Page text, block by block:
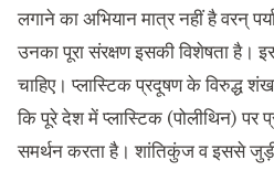
लगाने का अभियान मात्र नहीं है वरन्
उनका पूरा संरक्षण इसकी विशेषता है।
चाहिए। प्लास्टिक प्रदूषण के विरुद्ध
कि पूरे देश में प्लास्टिक (पोलीथिन) पर
समर्थन करता है। शांतिकुंज व इससे